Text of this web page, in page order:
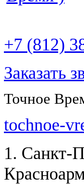
+7 (812)
Заказать
Точное
tochnoe-
1. Санкт-